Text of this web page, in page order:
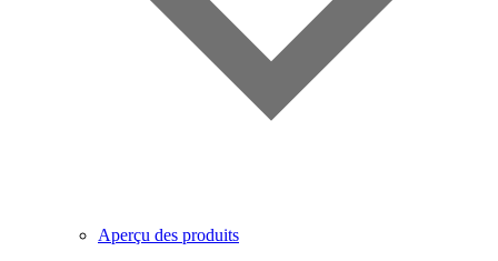
Aperçu des produits